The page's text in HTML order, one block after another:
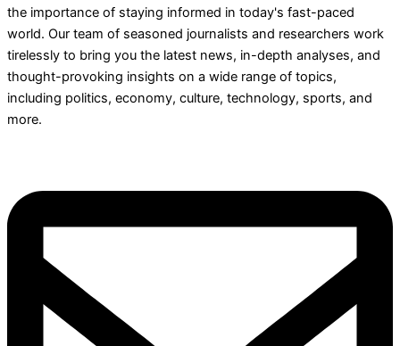
the importance of staying informed in today's fast-paced
world. Our team of seasoned journalists and researchers work
tirelessly to bring you the latest news, in-depth analyses, and
thought-provoking insights on a wide range of topics,
including politics, economy, culture, technology, sports, and
more.